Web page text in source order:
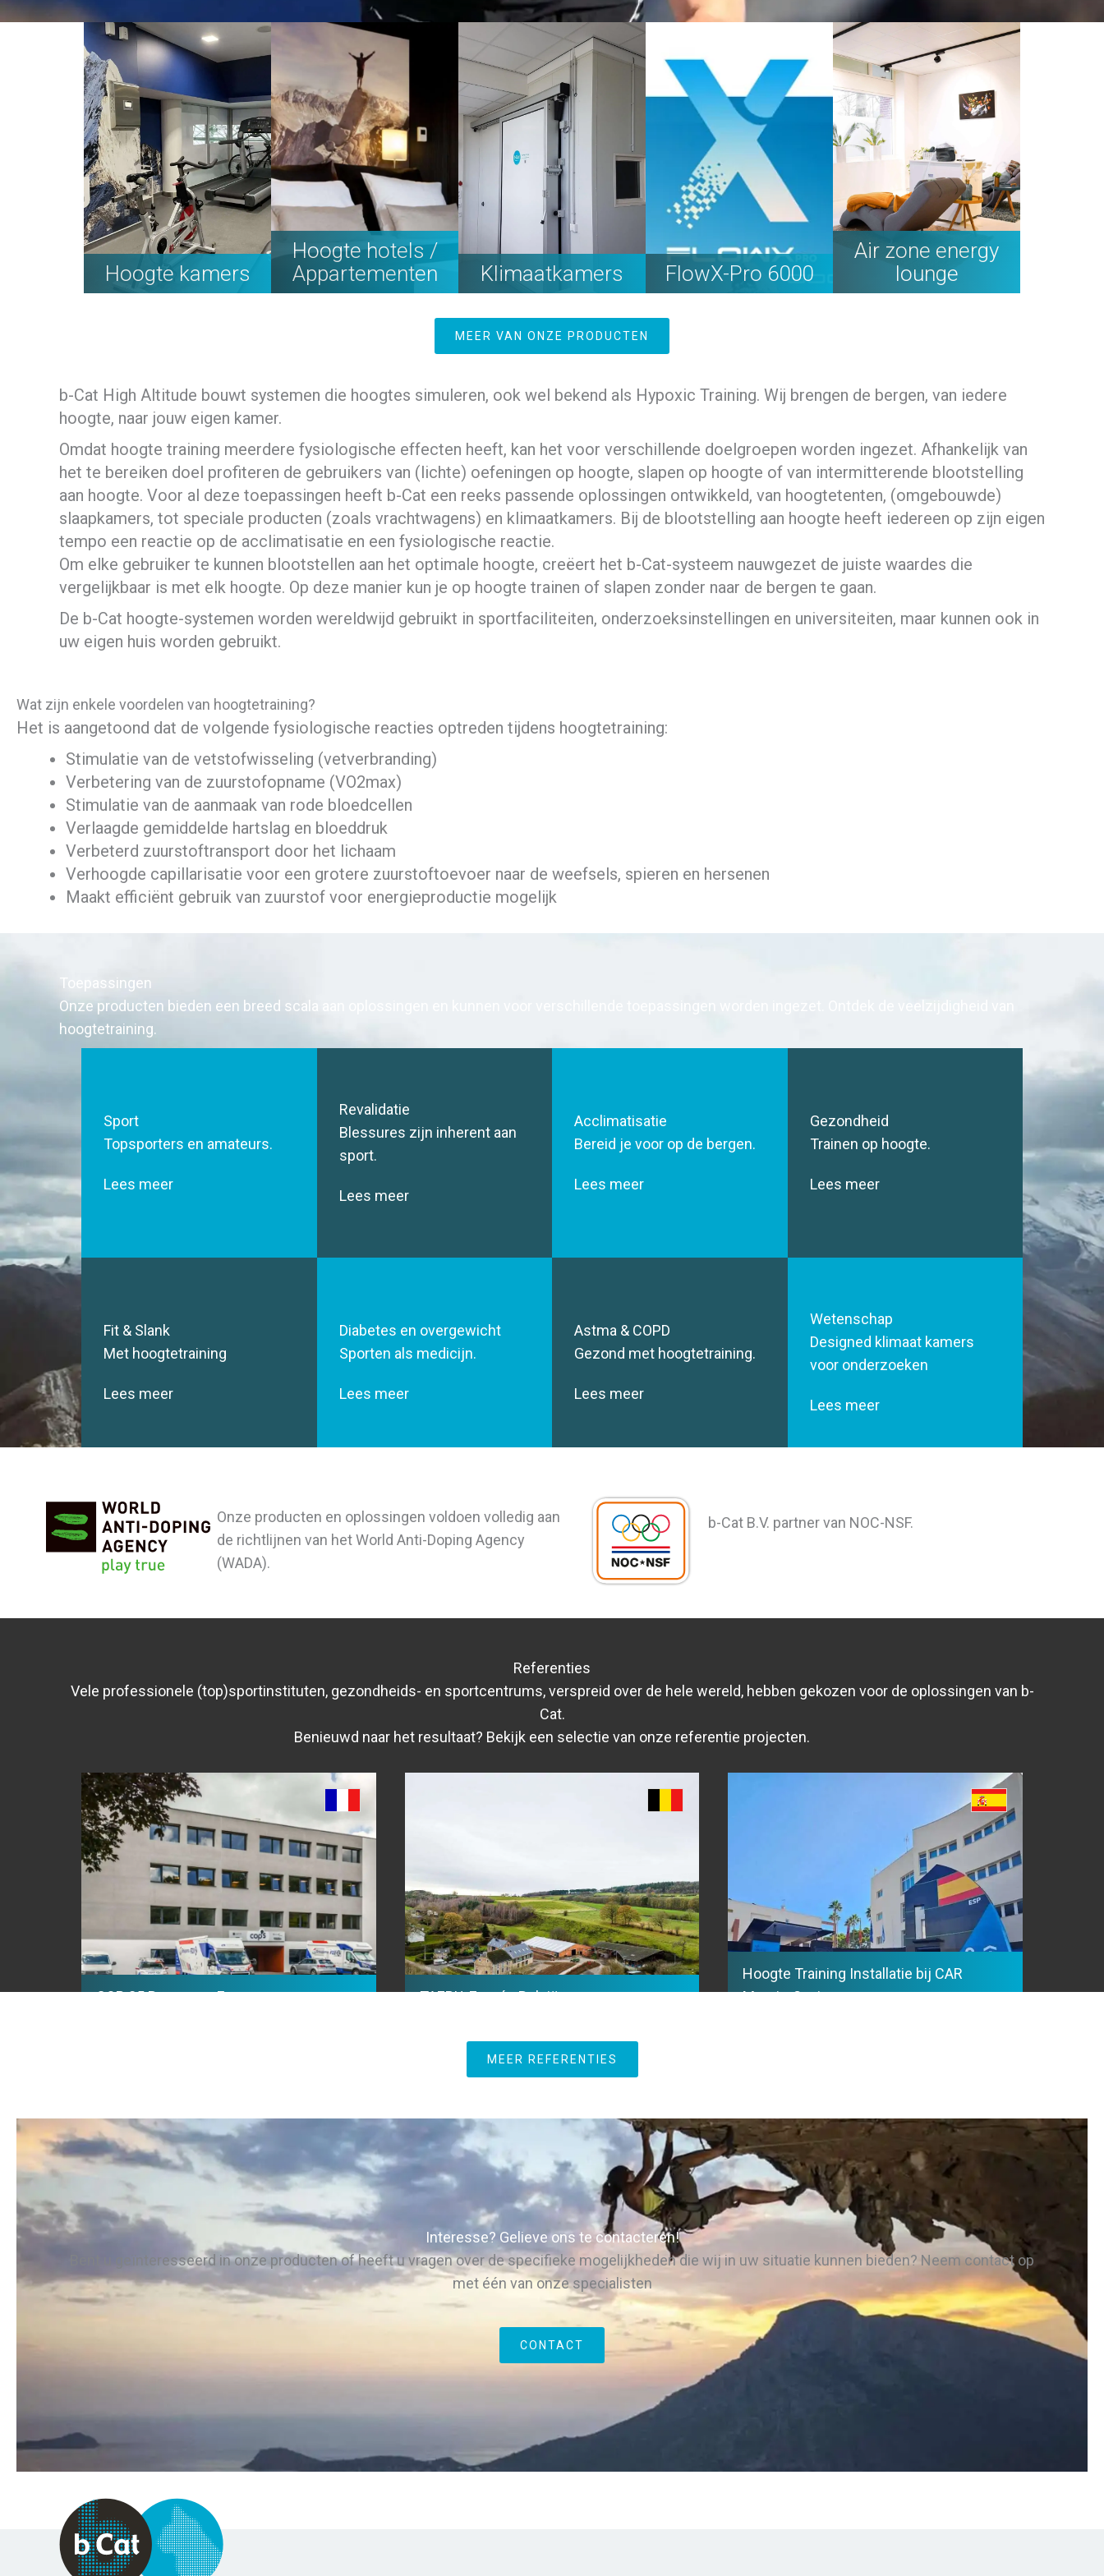
Hoogte kamers
Hoogte hotels /
Appartementen
Klimaatkamers FlowX-Pro 6000
Air zone energy
lounge
MEER VAN ONZE PRODUCTEN
b-Cat High Altitude bouwt systemen die hoogtes simuleren, ook wel bekend als Hypoxic Training. Wij brengen de bergen, van iedere
hoogte, naar jouw eigen kamer.
Omdat hoogte training meerdere fysiologische effecten heeft, kan het voor verschillende doelgroepen worden ingezet. Afhankelijk van
het te bereiken doel profiteren de gebruikers van (lichte) oefeningen op hoogte, slapen op hoogte of van intermitterende blootstelling
aan hoogte. Voor al deze toepassingen heeft b-Cat een reeks passende oplossingen ontwikkeld, van hoogtetenten, (omgebouwde)
slaapkamers, tot speciale producten (zoals vrachtwagens) en klimaatkamers. Bij de blootstelling aan hoogte heeft iedereen op zijn eigen
tempo een reactie op de acclimatisatie en een fysiologische reactie.
Om elke gebruiker te kunnen blootstellen aan het optimale hoogte, creëert het b-Cat-systeem nauwgezet de juiste waardes die
vergelijkbaar is met elk hoogte. Op deze manier kun je op hoogte trainen of slapen zonder naar de bergen te gaan.
De b-Cat hoogte-systemen worden wereldwijd gebruikt in sportfaciliteiten, onderzoeksinstellingen en universiteiten, maar kunnen ook in
uw eigen huis worden gebruikt.
Wat zijn enkele voordelen van hoogtetraining?
Het is aangetoond dat de volgende fysiologische reacties optreden tijdens hoogtetraining:
Stimulatie van de vetstofwisseling (vetverbranding)
Verbetering van de zuurstofopname (VO2max)
Stimulatie van de aanmaak van rode bloedcellen
Verlaagde gemiddelde hartslag en bloeddruk
Verbeterd zuurstoftransport door het lichaam
Verhoogde capillarisatie voor een grotere zuurstoftoevoer naar de weefsels, spieren en hersenen
Maakt efficiënt gebruik van zuurstof voor energieproductie mogelijk
Toepassingen
Onze producten bieden een breed scala aan oplossingen en kunnen voor verschillende toepassingen worden ingezet. Ontdek de veelzijdigheid van
hoogtetraining.
Sport
Topsporters en amateurs.
Lees meer
Revalidatie
Blessures zijn inherent aan
sport.
Lees meer
Acclimatisatie
Bereid je voor op de bergen.
Lees meer
Gezondheid
Trainen op hoogte.
Lees meer
Fit & Slank
Met hoogtetraining
Lees meer
Diabetes en overgewicht
Sporten als medicijn.
Lees meer
Astma & COPD
Gezond met hoogtetraining.
Lees meer
Wetenschap
Designed klimaat kamers
voor onderzoeken
Lees meer
Onze producten en oplossingen voldoen volledig aan
de richtlijnen van het World Anti-Doping Agency
(WADA).
b-Cat B.V. partner van NOC-NSF.
Referenties
Vele professionele (top)sportinstituten, gezondheids- en sportcentrums, verspreid over de hele wereld, hebben gekozen voor de oplossingen van b-
Cat.
Benieuwd naar het resultaat? Bekijk een selectie van onze referentie projecten.
COP 25 Besancon France TAERU, Erezée België
Hoogte Training Installatie bij CAR
Murcia, Spain
MEER REFERENTIES
Interesse? Gelieve ons te contacteren!
Bent u geïnteresseerd in onze producten of heeft u vragen over de specifieke mogelijkheden die wij in uw situatie kunnen bieden? Neem contact op
met één van onze specialisten
CONTACT